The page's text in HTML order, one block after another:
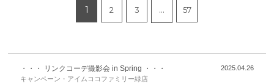
1 2 3 … 57
・・・ リンクコーデ撮影会 in Spring ・・・
キャンペーン・アイムココファミリー緑店
2025.04.26